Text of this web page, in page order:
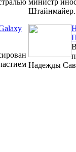
министр
Надежды